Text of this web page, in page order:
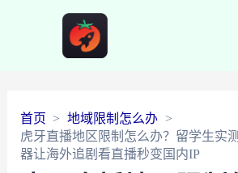
首页
地域限制怎么办
虎牙直播地区限制怎么办？留学生实
器让海外追剧看直播秒变国内IP